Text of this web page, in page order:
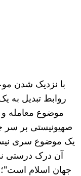
روابط تبدیل به
موضوع معامله و
صهیونیستی بر سر
یک موضوع سری
آن درک درستی
جهان اسلام است"؛